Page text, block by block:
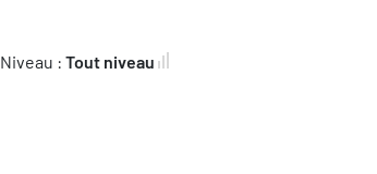
Niveau : Tout niveau